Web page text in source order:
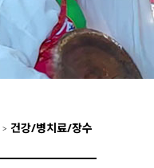
건강/병치료/장수